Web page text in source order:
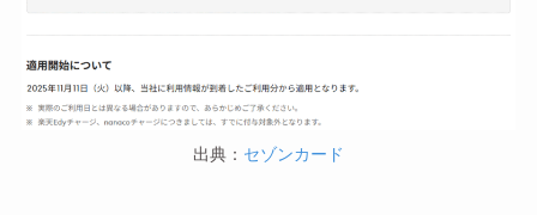
出典： セゾンカード